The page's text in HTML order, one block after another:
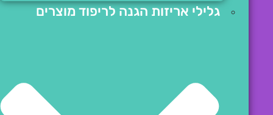
גלילי אריזות הגנה לריפוד מוצרים